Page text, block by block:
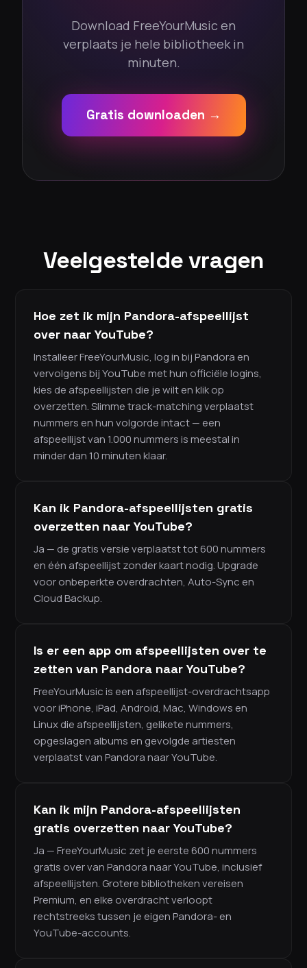
Download FreeYourMusic en
verplaats je hele bibliotheek in
minuten.
Gratis downloaden →
Veelgestelde vragen
Hoe zet ik mijn Pandora-afspeellijst
over naar YouTube?
Installeer FreeYourMusic, log in bij Pandora en
vervolgens bij YouTube met hun officiële logins,
kies de afspeellijsten die je wilt en klik op
overzetten. Slimme track-matching verplaatst
nummers en hun volgorde intact — een
afspeellijst van 1.000 nummers is meestal in
minder dan 10 minuten klaar.
Kan ik Pandora-afspeellijsten gratis
overzetten naar YouTube?
Ja — de gratis versie verplaatst tot 600 nummers
en één afspeellijst zonder kaart nodig. Upgrade
voor onbeperkte overdrachten, Auto-Sync en
Cloud Backup.
Is er een app om afspeellijsten over te
zetten van Pandora naar YouTube?
FreeYourMusic is een afspeellijst-overdrachtsapp
voor iPhone, iPad, Android, Mac, Windows en
Linux die afspeellijsten, gelikete nummers,
opgeslagen albums en gevolgde artiesten
verplaatst van Pandora naar YouTube.
Kan ik mijn Pandora-afspeellijsten
gratis overzetten naar YouTube?
Ja — FreeYourMusic zet je eerste 600 nummers
gratis over van Pandora naar YouTube, inclusief
afspeellijsten. Grotere bibliotheken vereisen
Premium, en elke overdracht verloopt
rechtstreeks tussen je eigen Pandora- en
YouTube-accounts.